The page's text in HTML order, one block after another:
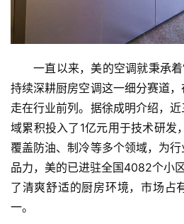
一直以来，美的空调就秉承着
持续深耕厨房空调这一细分赛道
走在行业前列。据徐成明介绍，
域累积投入了1亿元用于技术研发
覆盖防油、制冷等多个领域，为
品力，美的已进驻全国4082个小
了清爽舒适的厨房环境，市场占
一。